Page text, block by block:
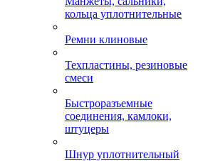
кольца уплотнительные
Ремни клиновые
Техпластины, резиновые
смеси
Быстроразъемные
соединения, камлоки,
штуцеры
Шнур уплотнительный